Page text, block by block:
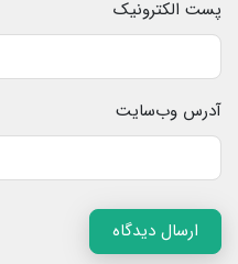
پست الکترونیک
آدرس وب‌سایت
ارسال دیدگاه